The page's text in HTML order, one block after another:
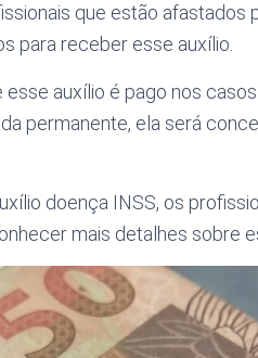
que estão
para receber esse auxílio.
auxílio é pago nos
permanente, ela será
doença INSS, os
mais detalhes sobre